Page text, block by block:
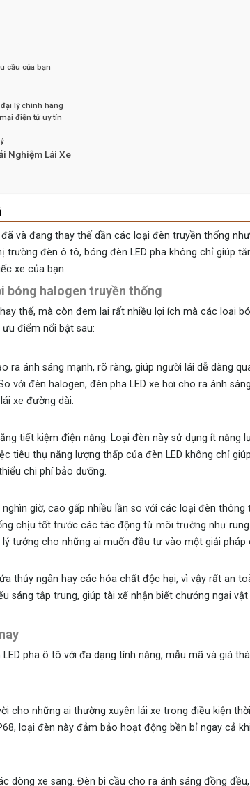
cầu của bạn
lý chính hãng
điện tử uy tín
Nghiệm Lái Xe
và đang thay thế dần các loại đèn truyền thống
trường đèn ô tô, bóng đèn LED pha không chỉ giúp
xe của bạn.
bóng halogen truyền thống
thế, mà còn đem lại rất nhiều lợi ích mà các loại
điểm nổi bật sau:
ra ánh sáng mạnh, rõ ràng, giúp người lái dễ dàng
với đèn halogen, đèn pha LED xe hơi cho ra ánh
xe đường dài.
tiết kiệm điện năng. Loại đèn này sử dụng ít năng
tiêu thụ năng lượng thấp của đèn LED không chỉ
chi phí bảo dưỡng.
giờ, cao gấp nhiều lần so với các loại đèn thông
chịu tốt trước các tác động từ môi trường như
tưởng cho những ai muốn đầu tư vào một giải pháp
thủy ngân hay các hóa chất độc hại, vì vậy rất an
sáng tập trung, giúp tài xế nhận biết chướng ngại
pha ô tô với đa dạng tính năng, mẫu mã và giá
cho những ai thường xuyên lái xe trong điều kiện
loại đèn này đảm bảo hoạt động bền bỉ ngay cả
dòng xe sang. Đèn bi cầu cho ra ánh sáng đồng